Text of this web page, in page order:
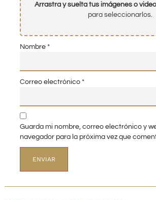
Arrastra y suelta tus imágenes o
para seleccionarlos.
Nombre *
Correo electrónico *
Guarda mi nombre, correo electrónico y
navegador para la próxima vez que